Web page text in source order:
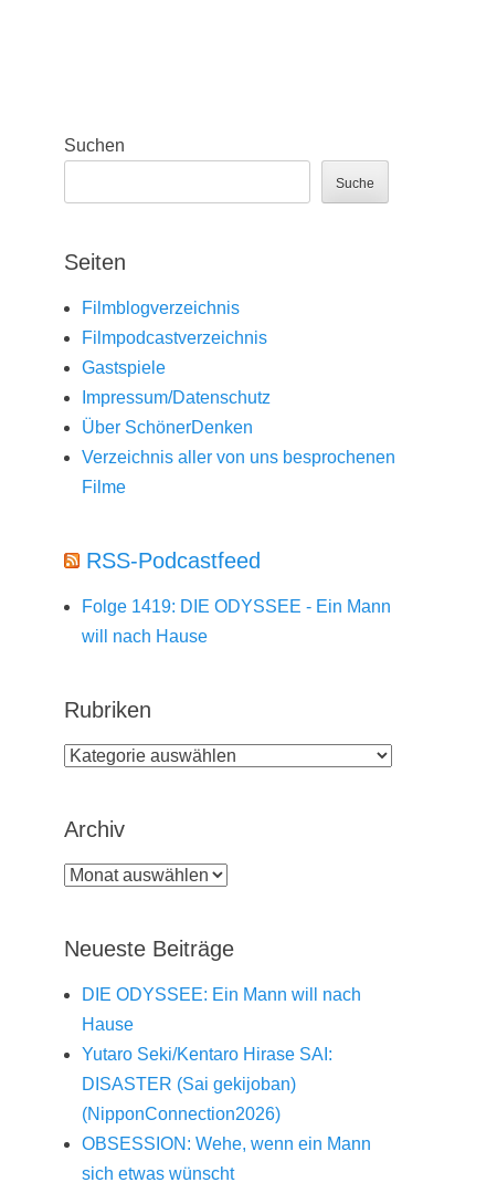
Suchen
Suche
Seiten
Filmblogverzeichnis
Filmpodcastverzeichnis
Gastspiele
Impressum/Datenschutz
Über SchönerDenken
Verzeichnis aller von uns besprochenen
Filme
RSS-Podcastfeed
Folge 1419: DIE ODYSSEE - Ein Mann
will nach Hause
Rubriken
Rubriken
Archiv
Archiv
Neueste Beiträge
DIE ODYSSEE: Ein Mann will nach
Hause
Yutaro Seki/Kentaro Hirase SAI:
DISASTER (Sai gekijoban)
(NipponConnection2026)
OBSESSION: Wehe, wenn ein Mann
sich etwas wünscht